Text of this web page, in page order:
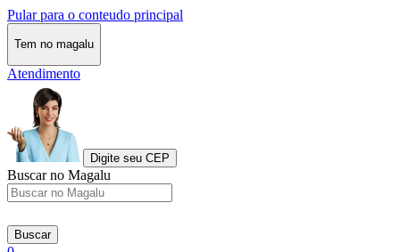
Pular para o conteudo principal
Tem no magalu
Atendimento
Digite seu CEP
Buscar no Magalu
Buscar